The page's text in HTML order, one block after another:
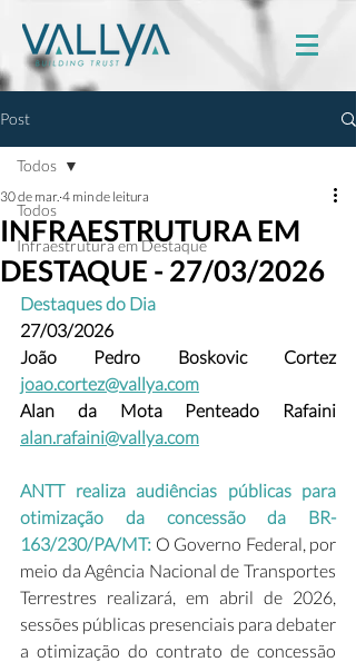
Post
Todos
Infraestrutura em Destaque
Todos
INFRAESTRUTURA EM
DESTAQUE - 27/03/2026
30 de mar. 4 min de leitura
Destaques do Dia
27/03/2026
João Pedro Boskovic Cortez
joao.cortez@vallya.com
alan.rafaini@vallya.com
ANTT realiza audiências públicas para
otimização da concessão da BR-
163/230/PA/MT: O Governo Federal, por
meio da Agência Nacional de Transportes
Terrestres realizará, em abril de 2026,
sessões públicas presenciais para debater
a otimização do contrato de concessão